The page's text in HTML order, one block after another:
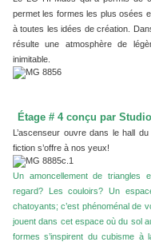
permet les formes les plus osées
à toutes les idées de création.
résulte une atmosphère de
inimitable.
Étage # 4 conçu par
L’ascenseur ouvre dans le hall
fiction s’offre à nos yeux!
Un amoncellement de
regard? Les couloirs? Un
chatoyants; c’est phénoménal de
jouent dans cet espace où du sol
formes s’inspirent du cubisme à